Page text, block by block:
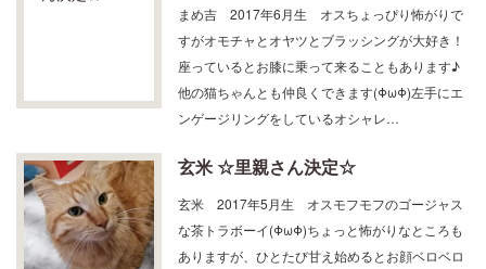
まめ吉 2017年6月生 オスちょっぴり怖がりで
すがオモチャとオヤツとブラッシングが大好き！
座っているとお膝に乗って来ることもあります♪
他の猫ちゃんとも仲良くできます(ΦωΦ)左手にエ
ンゲージリングをしているオシャレ…
玄米 ☆里親さん決定☆
玄米 2017年5月生 オスモフモフのゴージャス
な茶トラボーイ(ΦωΦ)ちょっと怖がりなところも
ありますが、ひとたび甘え始めるとお顔ベロベロ